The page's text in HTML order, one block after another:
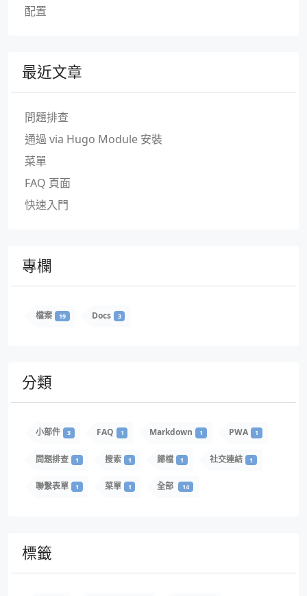
配置
最近文章
問題排查
通過 via Hugo Module 安裝
菜單
FAQ 頁面
快速入門
專欄
檔案 19 Docs 3
分類
小部件 3 FAQ 1 Markdown 1 PWA 1
問題排查 1 搜索 1 歸檔 1 社交連結 1
聯繫表單 1 菜單 1 全部 14
標籤